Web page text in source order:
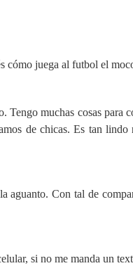
cómo juega al futbol el
Tengo muchas cosas para
de chicas. Es tan lindo
aguanto. Con tal de
si no me manda un